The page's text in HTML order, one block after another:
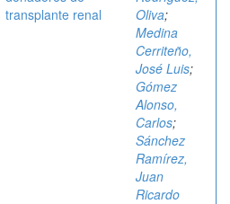
transplante renal
Oliva;
Medina
Cerriteño,
José Luis;
Gómez
Alonso,
Carlos;
Sánchez
Ramírez,
Juan
Ricardo